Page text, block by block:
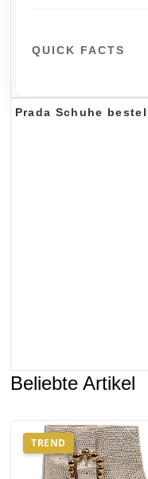
QUICK FACTS
Prada Schuhe
Beliebte Artikel
TREND